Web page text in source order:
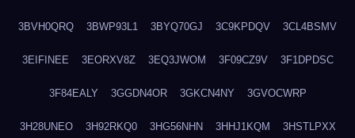
3BVH0QRQ 3BWP93L1 3BYQ70GJ 3C9KPDQV 3CL4BSMV
3EIFINEE 3EORXV8Z 3EQ3JWOM 3F09CZ9V 3F1DPDSC
3F84EALY 3GGDN4OR 3GKCN4NY 3GVOCWRP
3H28UNEO 3H92RKQ0 3HG56NHN 3HHJ1KQM 3HSTLPXX